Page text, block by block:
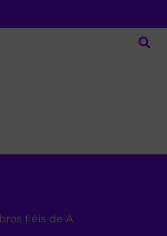
fiéis de A